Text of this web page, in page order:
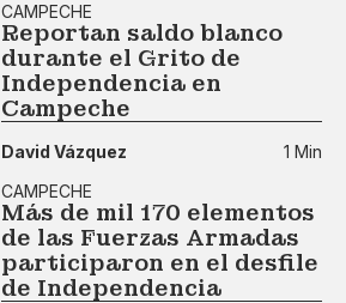
CAMPECHE
Reportan saldo blanco
durante el Grito de
Independencia en
Campeche
David Vázquez
1 Min
CAMPECHE
Más de mil 170 elementos
de las Fuerzas Armadas
participaron en el desfile
de Independencia